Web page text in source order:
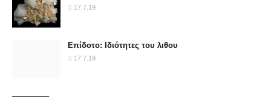
17.7.19
Επίδοτο: Ιδιότητες του λιθου
17.7.19